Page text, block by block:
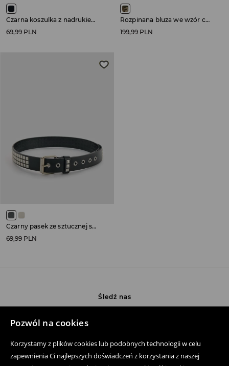
Pozwól na cookies
Korzystamy z plików cookies lub podobnych technologii w celu
zapewnienia Ci najlepszych doświadczeń z korzystania z naszej
Czarna koszulka z nadrukiem w stylu gothic
69,99 PLN
Rozpinana bluza we wzór camo z kapturem i futerkiem
199,99 PLN
Czarny pasek ze sztucznej skóry z nitami
69,99 PLN
Śledź nas
Zakup produktów on-line